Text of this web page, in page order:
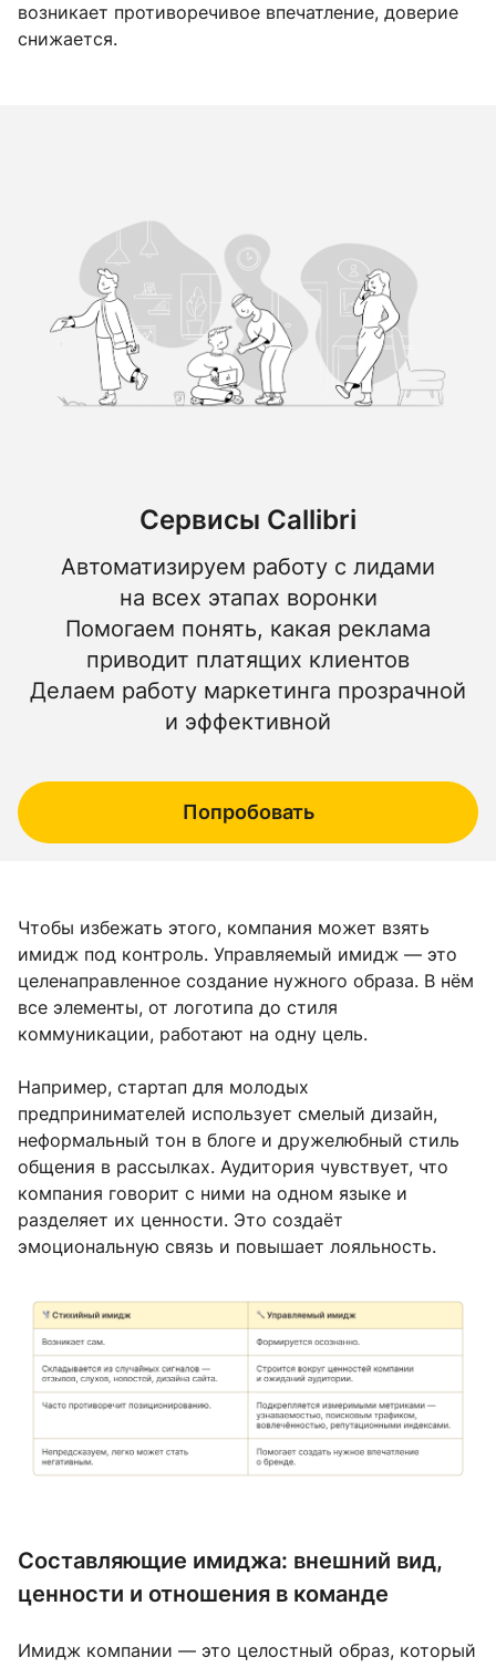
возникает противоречивое впечатление, доверие
снижается.
Сервисы Callibri
Автоматизируем работу с лидами
на всех этапах воронки
Помогаем понять, какая реклама
приводит платящих клиентов
Делаем работу маркетинга прозрачной
и эффективной
Попробовать
Чтобы избежать этого, компания может взять
имидж под контроль. Управляемый имидж — это
целенаправленное создание нужного образа. В нём
все элементы, от логотипа до стиля
коммуникации, работают на одну цель.
Например, стартап для молодых
предпринимателей использует смелый дизайн,
неформальный тон в блоге и дружелюбный стиль
общения в рассылках. Аудитория чувствует, что
компания говорит с ними на одном языке и
разделяет их ценности. Это создаёт
эмоциональную связь и повышает лояльность.
Составляющие имиджа: внешний вид,
ценности и отношения в команде
Имидж компании — это целостный образ, который